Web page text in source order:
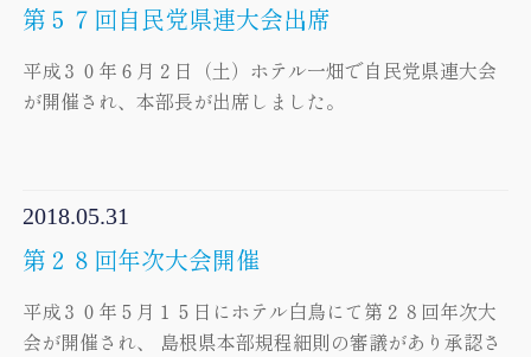
第５７回自民党県連大会出席
平成３０年６月２日（土）ホテル一畑で自民党県連大会
が開催され、本部長が出席しました。
2018.05.31
第２８回年次大会開催
平成３０年５月１５日にホテル白鳥にて第２８回年次大
会が開催され、 島根県本部規程細則の審議があり承認さ